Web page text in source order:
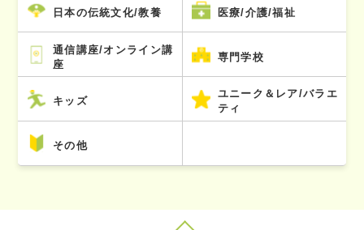
日本の伝統文化/教養 医療/介護/福祉
通信講座/オンライン講
座
専門学校
キッズ
ユニーク＆レア/バラエ
ティ
その他